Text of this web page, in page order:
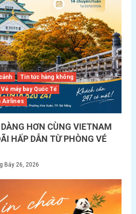
Tin tức hàng không
Vé máy bay Quốc Tế
Airlines
HƠN CÙNG VIETNAM
HẤP DẪN TỪ PHÒNG VÉ
Bảy 26, 2026